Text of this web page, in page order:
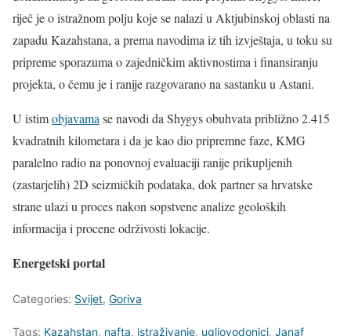
riječ je o istražnom polju koje se nalazi u Aktjubinskoj oblasti na
zapadu Kazahstana, a prema navodima iz tih izvještaja, u toku su
pripreme sporazuma o zajedničkim aktivnostima i finansiranju
projekta, o čemu je i ranije razgovarano na sastanku u Astani.
U istimobjavama se navodi da Shygys obuhvata približno 2.415
kvadratnih kilometara i da je kao dio pripremne faze, KMG
paralelno radio na ponovnoj evaluaciji ranije prikupljenih
(zastarjelih) 2D seizmičkih podataka, dok partner sa hrvatske
strane ulazi u proces nakon sopstvene analize geoloških
informacija i procene održivosti lokacije.
Energetski portal
Categories: Svijet, Goriva
Tags: Kazahstan, nafta, istraživanje, ugljovodonici, Janaf